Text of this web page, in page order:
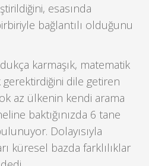
esasında
bağlantılı olduğunu
karmaşık, matematik
dile getiren
az ülkenin kendi arama
baktığınızda 6 tane
Dolayısıyla
küresel bazda farklılıklar